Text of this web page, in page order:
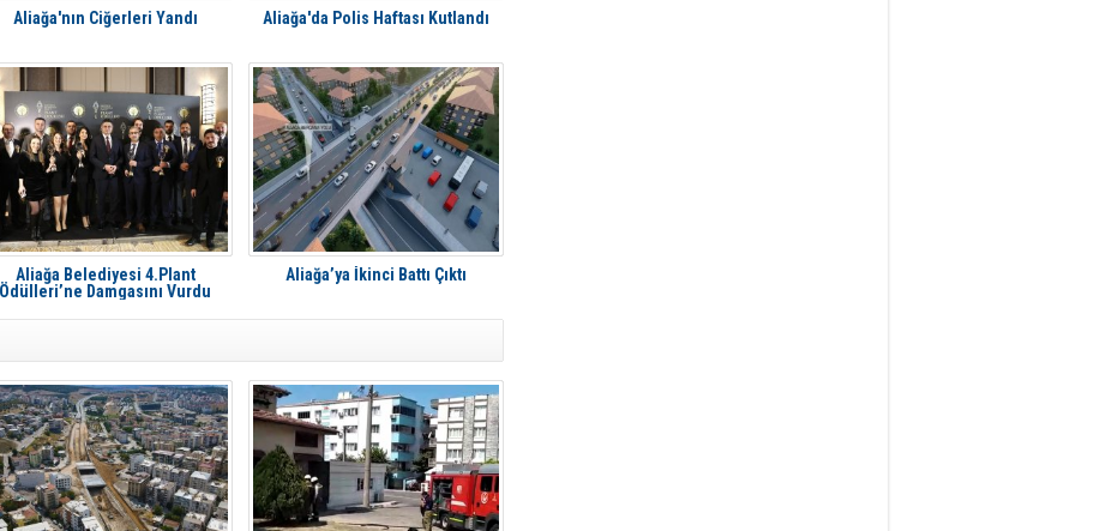
Aliağa'nın Ciğerleri Yandı Aliağa'da Polis Haftası Kutlandı
Aliağa Belediyesi 4.Plant
Ödülleri’ne Damgasını Vurdu
Aliağa’ya İkinci Battı Çıktı